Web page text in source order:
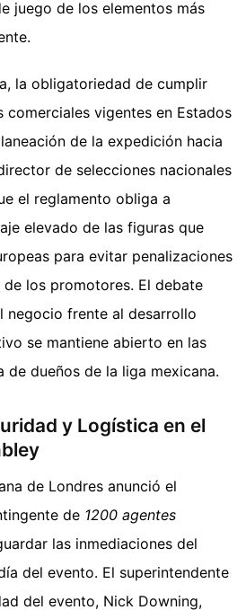
juego de los elementos más
la obligatoriedad de cumplir
vigentes en Estados
de la expedición hacia
de selecciones nacionales
el reglamento obliga a
elevado de las figuras que
para evitar penalizaciones
los promotores. El debate
negocio frente al desarrollo
se mantiene abierto en las
de dueños de la liga mexicana.
y Logística en el
de Londres anunció el
de 1200 agentes
las inmediaciones del
del evento. El superintendente
del evento, Nick Downing,